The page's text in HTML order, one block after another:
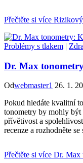
Přečtěte si více Rizikový
Problémy s tlakem |
Dr. Max
Odwebmaster1 26. 1.
Pokud hledáte kvalitní
tonometry by mohly být
přívětivost a
recenze a rozhodněte se
Přečtěte si více Dr. Max